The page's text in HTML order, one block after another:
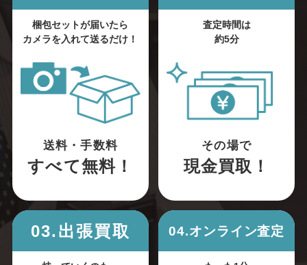
梱包セットが届いたら
カメラを入れて送るだけ！
送料・手数料
すべて無料！
査定時間は
約5分
その場で
現金買取！
03.出張買取 04.オンライン査定